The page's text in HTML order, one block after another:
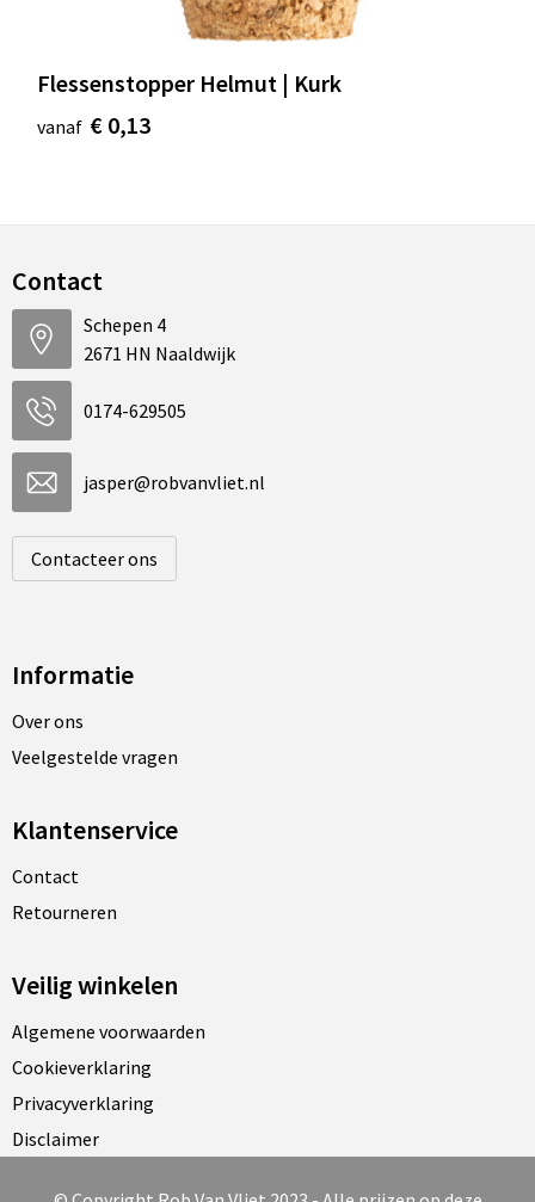
Flessenstopper Helmut | Kurk
vanaf € 0,13
Contact
Schepen 4
2671 HN Naaldwijk
0174-629505
jasper@robvanvliet.nl
Contacteer ons
Informatie
Over ons
Veelgestelde vragen
Klantenservice
Contact
Retourneren
Veilig winkelen
Algemene voorwaarden
Cookieverklaring
Privacyverklaring
Disclaimer